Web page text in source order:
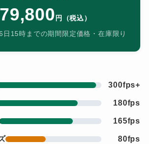
円（税込）
15時までの期間限定価格・在庫限り
300fps+
180fps
165fps
80fps